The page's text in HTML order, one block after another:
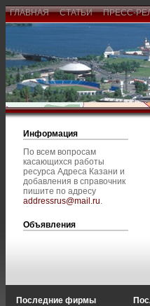
ГЛАВНАЯ СТАТЬИ ПРЕСС-
Информация
По всем вопросам
касающихся работы
ресурса Адреса Казани и
добавления в справочник
пишите по адресу
addressrus@mail.ru.
Объявления
Последние фирмы